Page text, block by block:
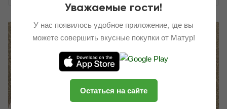
Уважаемые гости!
У нас появилось удобное приложение, где вы
можете совершить вкусные покупки от Матур!
Остаться на сайте